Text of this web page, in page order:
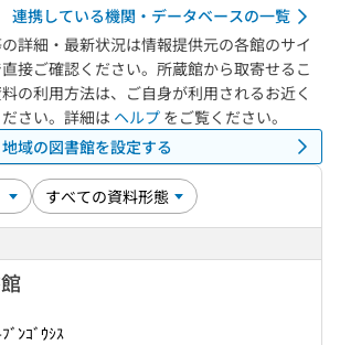
連携している機関・データベースの一覧
詳細・最新状況は情報提供元の各館のサイ
接ご確認ください。所蔵館から取寄せるこ
の利用方法は、ご自身が利用されるお近く
さい。詳細は ヘルプ をご覧ください。
地域の図書館を設定する
ﾞﾝｺﾞｳｼｽ